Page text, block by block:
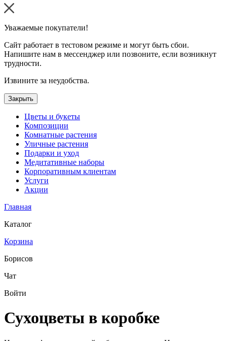
Уважаемые покупатели!
Сайт работает в тестовом режиме и могут быть сбои.
Напишите нам в мессенджер или позвоните, если возникнут
трудности.
Извините за неудобства.
Закрыть
Цветы и букеты
Композиции
Комнатные растения
Уличные растения
Подарки и уход
Медитативные наборы
Корпоративным клиентам
Услуги
Акции
Главная
Каталог
Корзина
Борисов
Чат
Войти
Сухоцветы в коробке